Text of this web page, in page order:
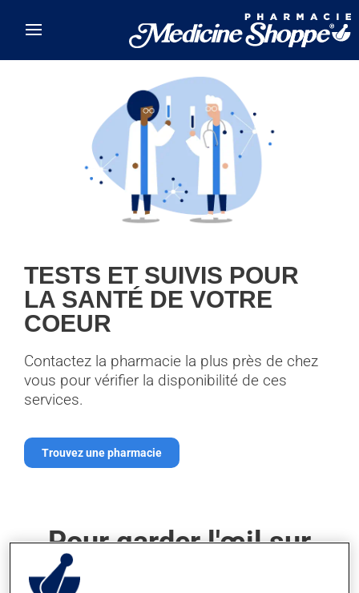
TESTS ET SUIVIS POUR
LA SANTÉ DE VOTRE
COEUR
Contactez la pharmacie la plus près de chez
vous pour vérifier la disponibilité de ces
services.
Trouvez une pharmacie
Pour garder l'œil sur